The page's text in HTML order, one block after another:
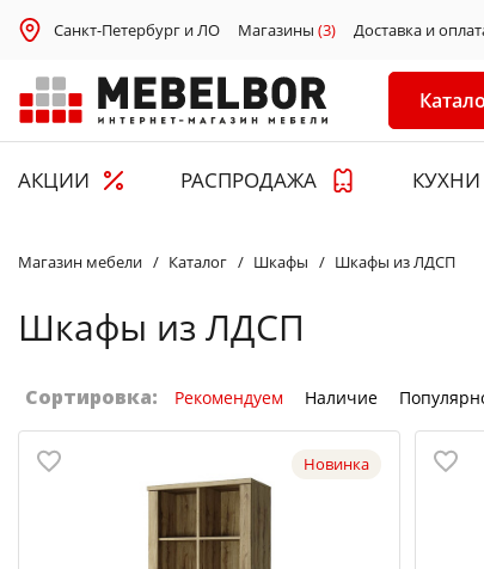
Санкт-Петербург и ЛО Магазины (3) Доставка и
АКЦИИ РАСПРОДАЖА КУХНИ
Магазин мебели Каталог Шкафы Шкафы из ЛДСП
Шкафы из ЛДСП
Сортировка: Рекомендуем Наличие
Новинка